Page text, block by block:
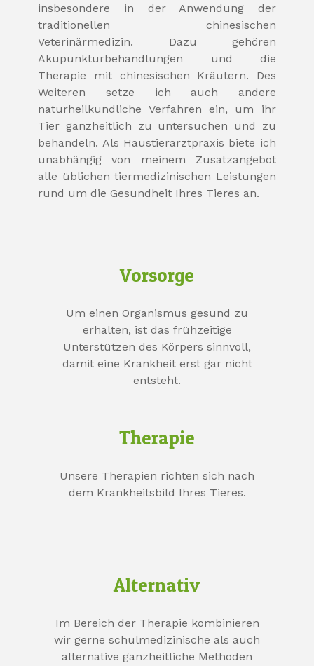
insbesondere in der Anwendung der
traditionellen chinesischen
Veterinärmedizin. Dazu gehören
Akupunkturbehandlungen und die
Therapie mit chinesischen Kräutern. Des
Weiteren setze ich auch andere
naturheilkundliche Verfahren ein, um ihr
Tier ganzheitlich zu untersuchen und zu
behandeln. Als Haustierarztpraxis biete ich
unabhängig von meinem Zusatzangebot
alle üblichen tiermedizinischen Leistungen
rund um die Gesundheit Ihres Tieres an.
Vorsorge
Um einen Organismus gesund zu
erhalten, ist das frühzeitige
Unterstützen des Körpers sinnvoll,
damit eine Krankheit erst gar nicht
entsteht.
Therapie
Unsere Therapien richten sich nach
dem Krankheitsbild Ihres Tieres.
Alternativ
Im Bereich der Therapie kombinieren
wir gerne schulmedizinische als auch
alternative ganzheitliche Methoden